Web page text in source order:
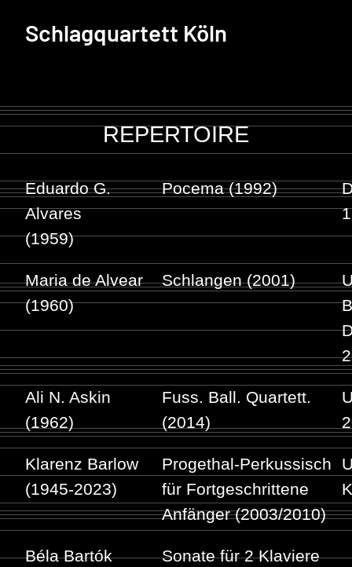
Schlagquartett Köln
REPERTOIRE
Eduardo G.
Alvares
(1959)
Pocema (1992)
Maria de Alvear
(1960)
Schlangen (2001)
Ali N. Askin
(1962)
Fuss. Ball. Quartett.
(2014)
Klarenz Barlow
(1945-2023)
Progethal-Perkussisch
für Fortgeschrittene
Anfänger (2003/2010)
Béla Bartók
Sonate für 2 Klaviere